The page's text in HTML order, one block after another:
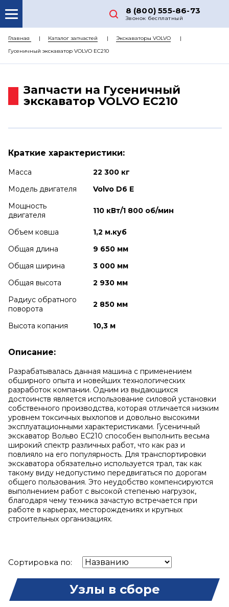
8 (800) 555-86-73
Звонок бесплатный
О НАС
КАТАЛОГ ЗАПЧАСТЕЙ
ДОСТАВКА
Главная Каталог запчастей
Экскаваторы VOLVO
Гусеничный экскаватор VOLVO EC210
Запчасти на Гусеничный
экскаватор VOLVO EC210
Краткие характеристики:
Масса
22 300 кг
Модель двигателя
Volvo D6 E
Мощность
двигателя
110 кВт/1 800 об/мин
Объем ковша
1,2 м.куб
Общая длина
9 650 мм
Общая ширина
3 000 мм
Общая высота
2 930 мм
Радиус обратного
поворота
2 850 мм
Высота копания 10,3 м
Описание:
Разрабатывалась данная машина с применением
обширного опыта и новейших технологических
разработок компании. Одним из выдающихся
достоинств является использование силовой установки
собственного производства, которая отличается низким
уровнем токсичных выхлопов и довольно высокими
эксплуатационными характеристиками. Гусеничный
экскаватор Вольво EC210 способен выполнить весьма
широкий спектр различных работ, что как раз и
повлияло на его популярность. Для транспортировки
экскаватора обязательно используется трал, так как
такому виду недопустимо передвигаться по дорогам
общего пользования. Это неудобство компенсируются
выполнением работ с высокой степенью нагрузок,
благодаря чему техника зачастую встречается при
работе в карьерах, месторождениях и крупных
строительных организациях.
Сортировка по:
Узлы в сборе